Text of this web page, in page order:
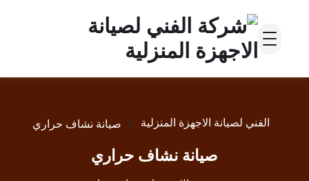
الفني لصيانة الاجهزة المنزلية صيانة نشاف حراري
صيانة نشاف حراري